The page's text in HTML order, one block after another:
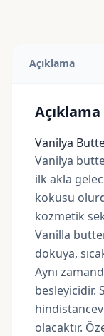
Açıklama
Açıklama
Vanilya
Vanilya
ilk akla
kokusu
kozmetik
Vanilla
dokuya,
Aynı
besleyicidir.
olacaktır.